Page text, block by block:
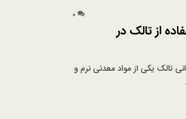
۰
از تالک در
تالک یکی از مواد معدنی نرم و